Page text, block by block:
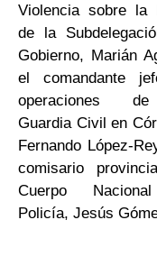
Violencia sobre la
de la
Gobierno, Marián
el comandante
operaciones
Guardia Civil en
Fernando López-
comisario
Cuerpo
Policía, Jesús